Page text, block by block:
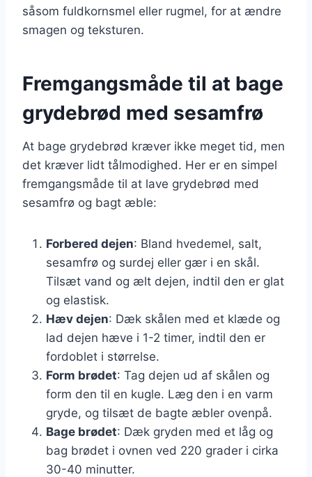
såsom fuldkornsmel eller rugmel, for at ændre
smagen og teksturen.
Fremgangsmåde til at bage
grydebrød med sesamfrø
At bage grydebrød kræver ikke meget tid, men
det kræver lidt tålmodighed. Her er en simpel
fremgangsmåde til at lave grydebrød med
sesamfrø og bagt æble:
Forbered dejen: Bland hvedemel, salt,
sesamfrø og surdej eller gær i en skål.
Tilsæt vand og ælt dejen, indtil den er glat
og elastisk.
Hæv dejen: Dæk skålen med et klæde og
lad dejen hæve i 1-2 timer, indtil den er
fordoblet i størrelse.
Form brødet: Tag dejen ud af skålen og
form den til en kugle. Læg den i en varm
gryde, og tilsæt de bagte æbler ovenpå.
Bage brødet: Dæk gryden med et låg og
bag brødet i ovnen ved 220 grader i cirka
30-40 minutter.